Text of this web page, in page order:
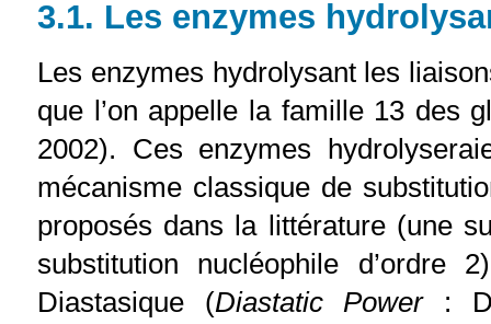
3.1. Les enzymes
Les enzymes hydrolysant les
que l’on appelle la famille 13 des
2002). Ces enzymes
mécanisme classique de
proposés dans la littérature (une
substitution nucléophile d’ordre
Diastasique (Diastatic Power :